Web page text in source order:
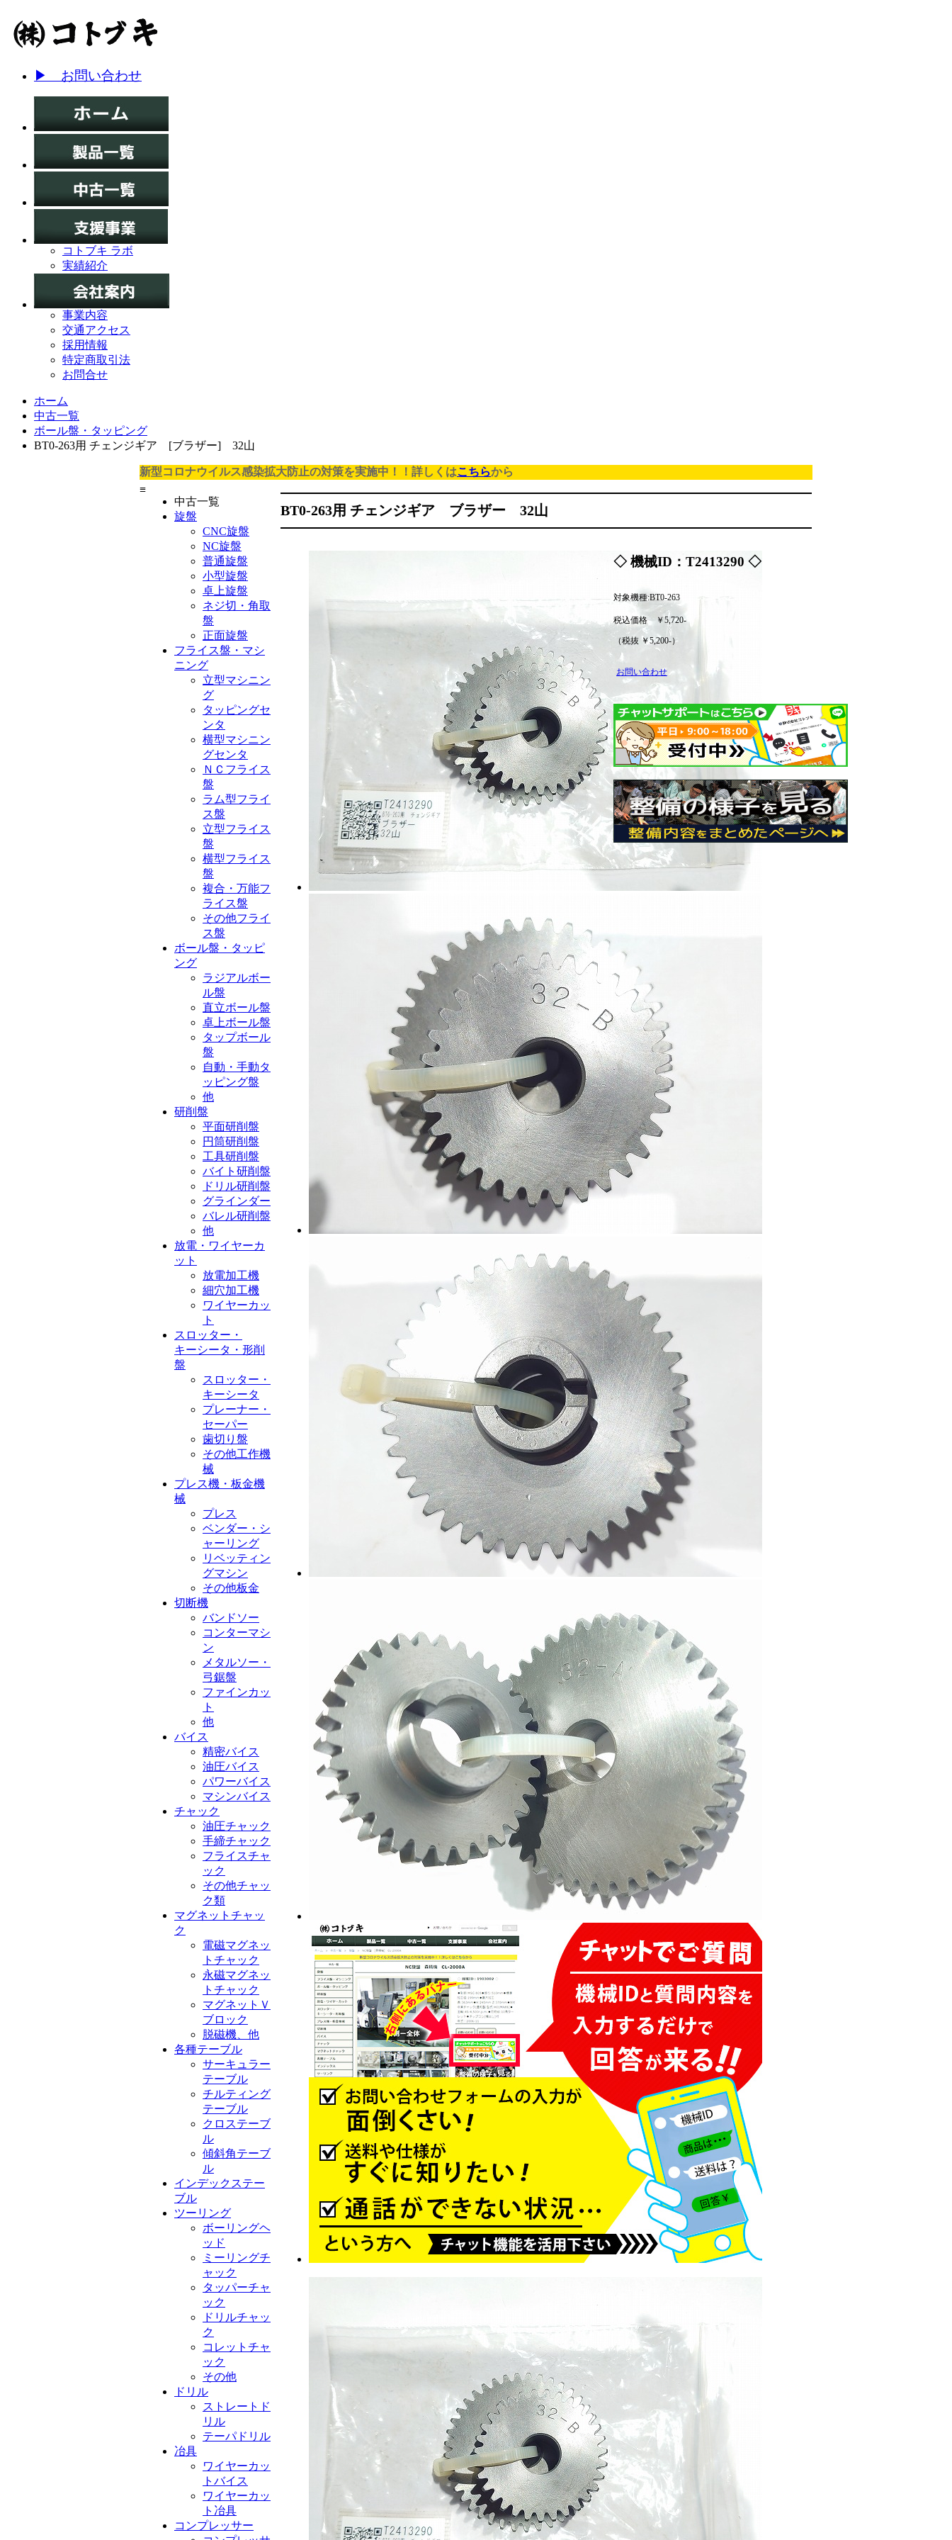
▶ お問い合わせ
コトブキ ラボ
実績紹介
事業内容
交通アクセス
採用情報
特定商取引法
お問合せ
ホーム
中古一覧
ボール盤・タッピング
BT0-263用 チェンジギア [ブラザー] 32山
新型コロナウイルス感染拡大防止の対策を実施中！！詳しくはこちらから
≡
中古一覧
旋盤
CNC旋盤
NC旋盤
普通旋盤
小型旋盤
卓上旋盤
ネジ切・角取
盤
正面旋盤
フライス盤・マシ
ニング
立型マシニン
グ
タッピングセ
ンタ
横型マシニン
グセンタ
ＮＣフライス
盤
ラム型フライ
ス盤
立型フライス
盤
横型フライス
盤
複合・万能フ
ライス盤
その他フライ
ス盤
ボール盤・タッピ
ング
ラジアルボー
ル盤
直立ボール盤
卓上ボール盤
タップボール
盤
自動・手動タ
ッピング盤
他
研削盤
平面研削盤
円筒研削盤
工具研削盤
バイト研削盤
ドリル研削盤
グラインダー
バレル研削盤
他
放電・ワイヤーカ
ット
放電加工機
細穴加工機
ワイヤーカッ
ト
スロッター・
キーシータ・形削
盤
スロッター・
キーシータ
プレーナー・
セーパー
歯切り盤
その他工作機
械
プレス機・板金機
械
プレス
ベンダー・シ
ャーリング
リベッティン
グマシン
その他板金
切断機
バンドソー
コンターマシ
ン
メタルソー・
弓鋸盤
ファインカッ
ト
他
バイス
精密バイス
油圧バイス
パワーバイス
マシンバイス
チャック
油圧チャック
手締チャック
フライスチャ
ック
その他チャッ
ク類
マグネットチャッ
ク
電磁マグネッ
トチャック
永磁マグネッ
トチャック
マグネットＶ
ブロック
脱磁機、他
各種テーブル
サーキュラー
テーブル
チルティング
テーブル
クロステーブ
ル
傾斜角テーブ
ル
インデックステー
ブル
ツーリング
ボーリングヘ
ッド
ミーリングチ
ャック
タッパーチャ
ック
ドリルチャッ
ク
コレットチャ
ック
その他
ドリル
ストレートド
リル
テーパドリル
冶具
ワイヤーカッ
トバイス
ワイヤーカッ
ト冶具
コンプレッサー
BT0-263用 チェンジギア ブラザー 32山
◇ 機械ID：T2413290 ◇
対象機種:BT0-263
税込価格 ￥5,720-
（税抜 ￥5,200-）
お問い合わせ